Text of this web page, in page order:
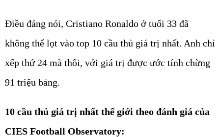
Điều đáng nói, Cristiano Ronaldo ở tuổi 33 đã
không thể lọt vào top 10 cầu thủ giá trị nhất. Anh chỉ
xếp thứ 24 mà thôi, với giá trị được ước tính chừng
91 triệu bảng.
10 cầu thủ giá trị nhất thế giới theo đánh giá của
CIES Football Observatory: